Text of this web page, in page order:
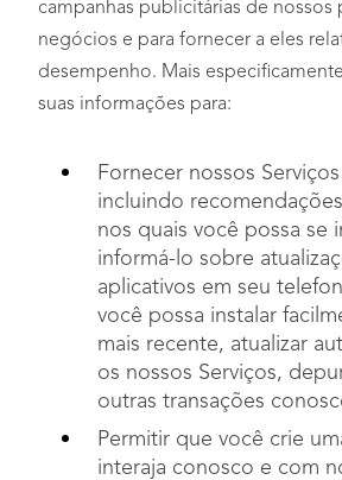
campanhas publicitárias de nossos
negócios e para fornecer a eles
desempenho. Mais
suas informações para:
Fornecer nossos
incluindo
nos quais você possa se
informá-lo sobre
aplicativos em seu
você possa instalar
mais recente, atualizar
os nossos Serviços,
outras transações
Permitir que você crie
interaja conosco e com